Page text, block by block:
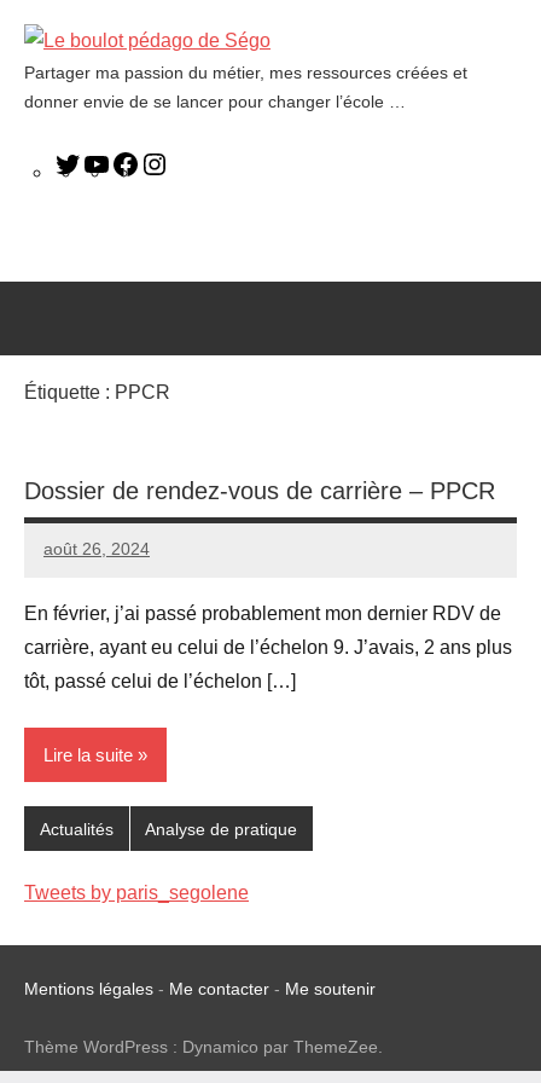
Le
boulot
Partager ma passion du métier, mes ressources créées et
donner envie de se lancer pour changer l’école …
Étiquette : PPCR
Dossier de rendez-vous de carrière – PPCR
août 26, 2024
Seg0_La_Vraie
3
En février, j’ai passé probablement mon dernier RDV de
carrière, ayant eu celui de l’échelon 9. J’avais, 2 ans plus
tôt, passé celui de l’échelon […]
Lire la suite
Actualités Analyse de pratique
Tweets by paris_segolene
Mentions légales - Me contacter - Me soutenir
Thème WordPress : Dynamico par ThemeZee.